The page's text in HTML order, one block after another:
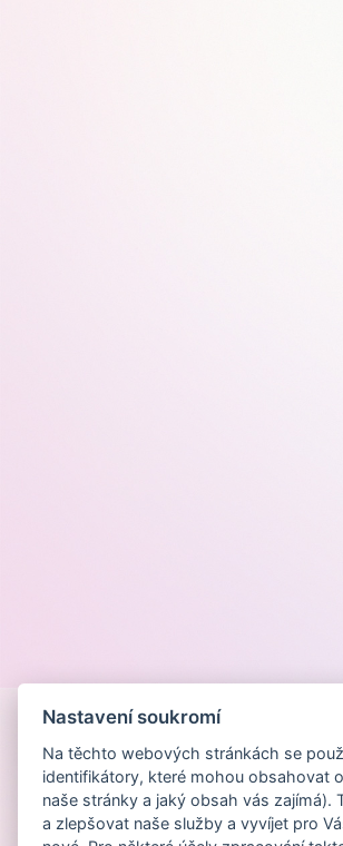
Nastavení soukromí
Na těchto webových stránkách se
identifikátory, které mohou obsahovat
naše stránky a jaký obsah vás
a zlepšovat naše služby a vyvíjet pro